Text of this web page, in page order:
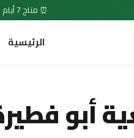
⏰ متاح 7 أيام في الأسبوع • 24 ساعة • خدمات طوارئ في كل مناطق الكويت
الرئيسية